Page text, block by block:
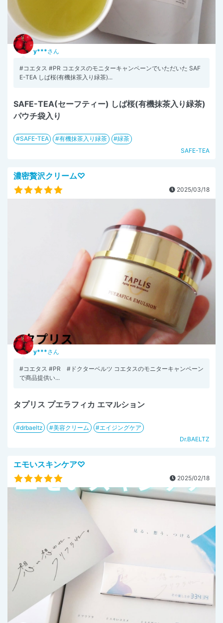
y***さん
#コエタス #PR コエタスのモニターキャンペーンでいただいた SAF
E-TEA しば桜(有機抹茶入り緑茶)...
SAFE-TEA(セーフティー) しば桜(有機抹茶入り緑茶)
パウチ袋入り
SAFE-TEA 有機抹茶入り緑茶
緑茶
SAFE-TEA
濃密贅沢クリーム♡
2025/03/18
y***さん
#コエタス #PR #ドクターベルツ コエタスのモニターキャンペーン
で商品提供い...
タプリス プエラフィカ エマルション
drbaeltz 美容クリーム
エイジングケア
Dr.BAELTZ
エモいスキンケア♡
2025/02/18